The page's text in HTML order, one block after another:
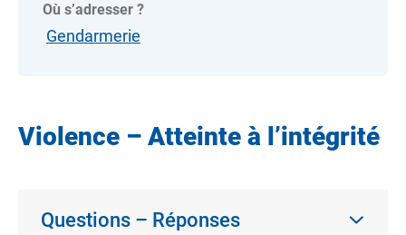
Où s’adresser ?
Gendarmerie
Violence – Atteinte à l’intégrité
Questions – Réponses